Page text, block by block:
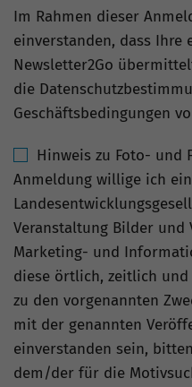
Im Rahmen dieser
einverstanden, dass Ihre
Newsletter2Go
die
Geschäftsbedingungen
Hinweis zu Foto- und
Anmeldung willige ich
Veranstaltung Bilder und
Marketing- und
diese örtlich, zeitlich
zu den vorgenannten
mit der genannten
einverstanden sein,
dem/der für die